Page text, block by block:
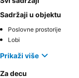
Sadržaji u objektu
Poslovne prostorije
Lobi
Prikaži više
Za decu